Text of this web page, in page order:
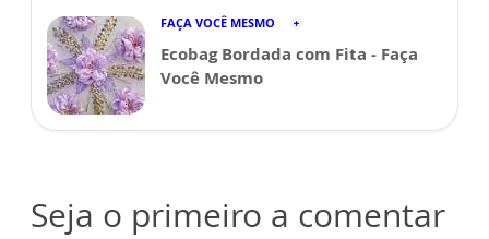
FAÇA VOCÊ MESMO
Ecobag Bordada com Fita - Faça
Você Mesmo
Seja o primeiro a comentar